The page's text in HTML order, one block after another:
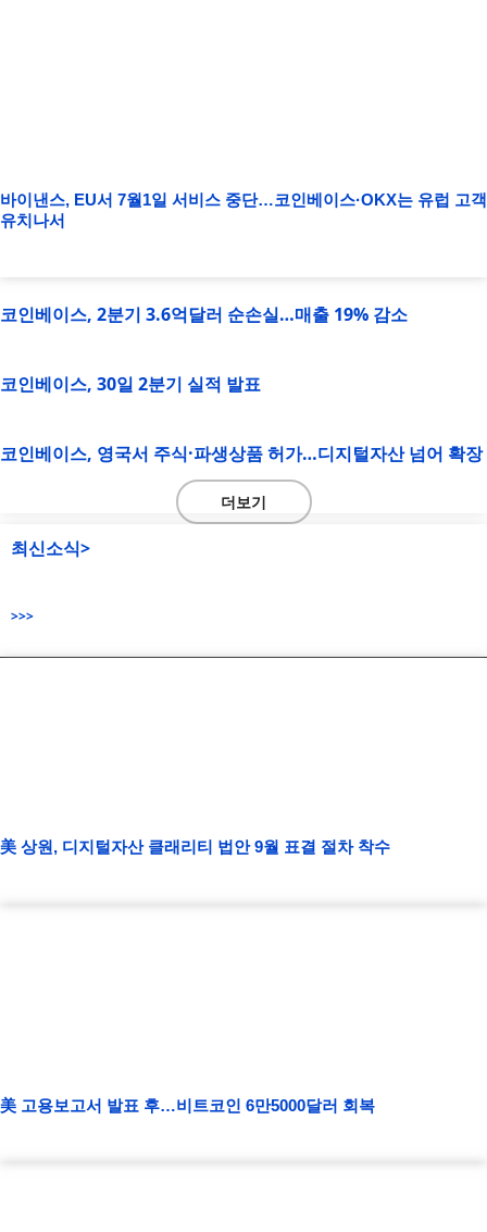
바이낸스, EU서 7월1일 서비스 중단…코인베이스·OKX는 유럽 고객
유치나서
코인베이스, 2분기 3.6억달러 순손실…매출 19% 감소
코인베이스, 30일 2분기 실적 발표
코인베이스, 영국서 주식·파생상품 허가…디지털자산 넘어 확장
더보기
최신소식>
>>>
美 상원, 디지털자산 클래리티 법안 9월 표결 절차 착수
美 고용보고서 발표 후…비트코인 6만5000달러 회복